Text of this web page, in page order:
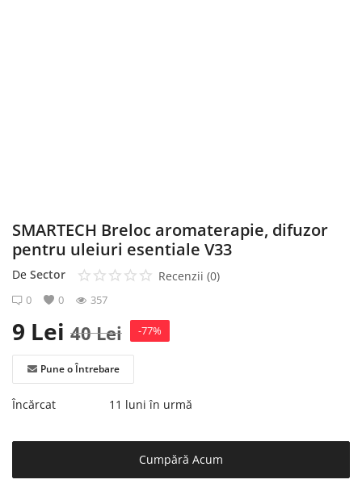
SMARTECH Breloc aromaterapie, difuzor
pentru uleiuri esentiale V33
De Sector Recenzii (0)
0 0 357
9 Lei 40Lei -77%
Pune o Întrebare
Încărcat 11 luni în urmă
Cumpără Acum